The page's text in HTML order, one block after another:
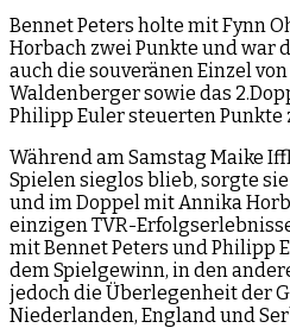
Bennet Peters holte mit Fynn
Horbach zwei Punkte und war
auch die souveränen Einzel
Waldenberger sowie das
Philipp Euler steuerten Punkte
Während am Samstag Maike
Spielen sieglos blieb, sorgte
und im Doppel mit Annika
einzigen TVR-
mit Bennet Peters und Philipp
dem Spielgewinn, in den
jedoch die Überlegenheit der
Niederlanden, England und